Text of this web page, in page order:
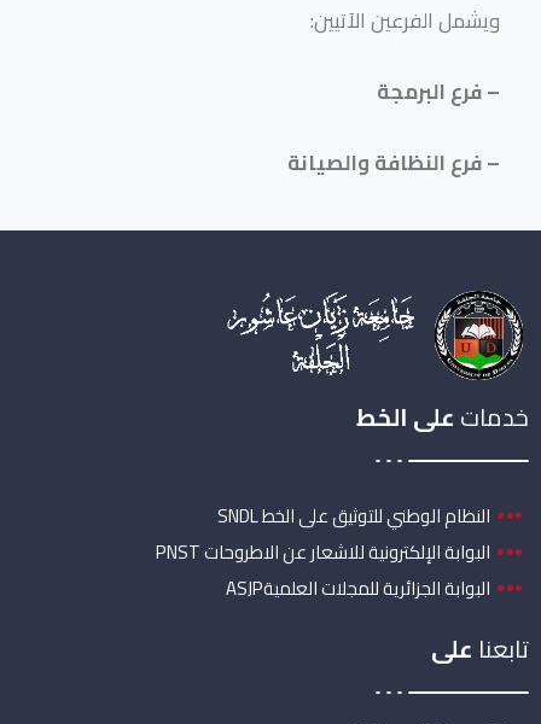
ويشمل الفرعين الآتيين:
– فرع البرمجة
– فرع النظافة والصيانة
خدماتعلى الخط
النظام الوطني للتوثيق على الخط SNDL
البوابة الإلكترونية للاشعار عن الاطروحات PNST
البوابة الجزائرية للمجلات العلميةASJP
تابعنا على